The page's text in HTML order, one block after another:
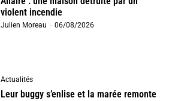
violent incendie
Julien Moreau - 06/08/2026
Actualités
Leur buggy s’enlise et la marée remonte